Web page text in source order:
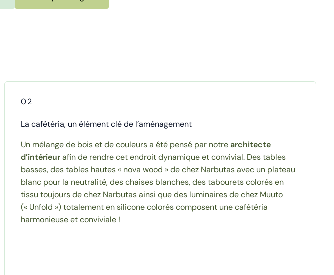
02
La cafétéria, un élément clé de l’aménagement
Un mélange de bois et de couleurs a été pensé par notrearchitecte
d’intérieurafin de rendre cet endroit dynamique et convivial. Des tables
basses, des tables hautes « nova wood » de chez Narbutas avec un plateau
blanc pour la neutralité, des chaises blanches, des tabourets colorés en
tissu toujours de chez Narbutas ainsi que des luminaires de chez Muuto
(« Unfold ») totalement en silicone colorés composent une cafétéria
harmonieuse et conviviale !